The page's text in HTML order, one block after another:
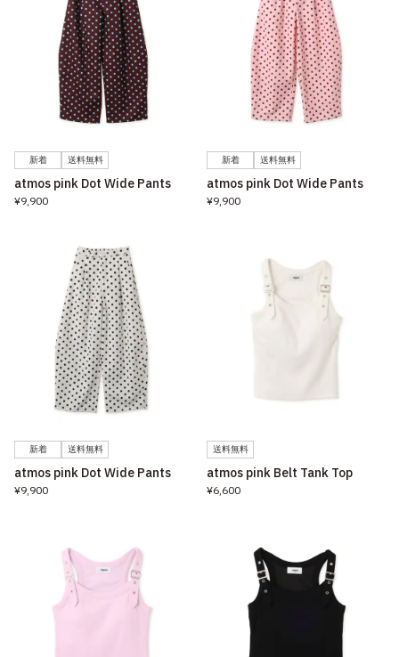
新着 送料無料
atmos pink Dot Wide Pants
¥9,900
新着 送料無料
atmos pink Dot Wide Pants
¥9,900
新着 送料無料
atmos pink Dot Wide Pants
¥9,900
送料無料
atmos pink Belt Tank Top
¥6,600